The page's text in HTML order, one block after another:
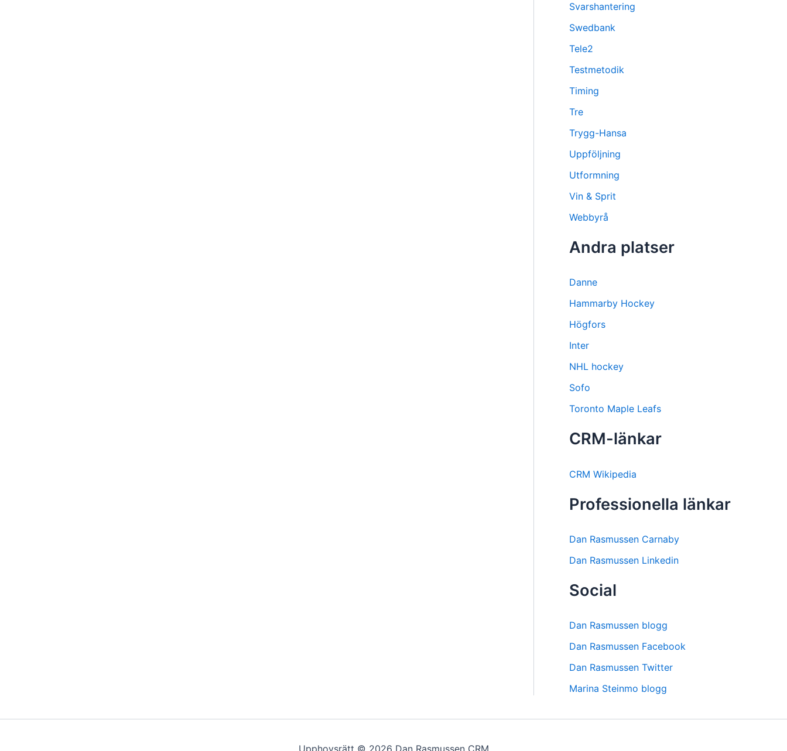
Svarshantering
Swedbank
Tele2
Testmetodik
Timing
Tre
Trygg-Hansa
Uppföljning
Utformning
Vin & Sprit
Webbyrå
Andra platser
Danne
Hammarby Hockey
Högfors
Inter
NHL hockey
Sofo
Toronto Maple Leafs
CRM-länkar
CRM Wikipedia
Professionella länkar
Dan Rasmussen Carnaby
Dan Rasmussen Linkedin
Social
Dan Rasmussen blogg
Dan Rasmussen Facebook
Dan Rasmussen Twitter
Marina Steinmo blogg
Upphovsrätt © 2026 Dan Rasmussen CRM